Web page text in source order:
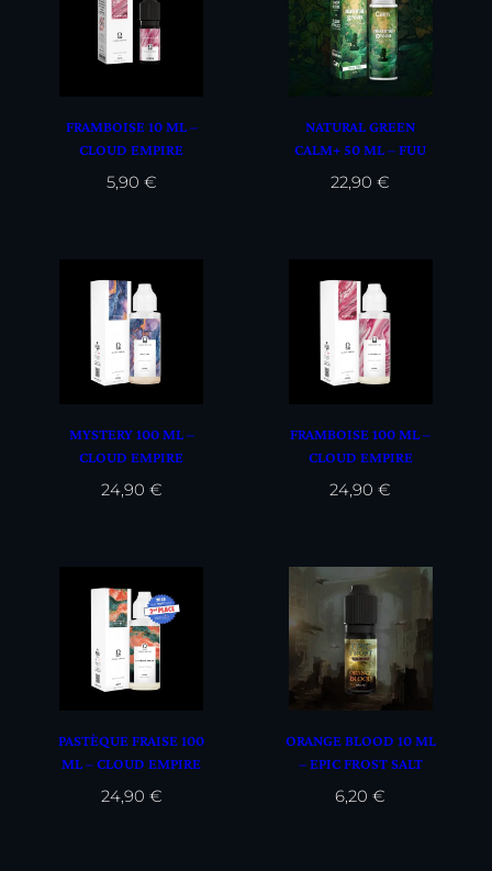
FRAMBOISE 10 ML –
CLOUD EMPIRE
5,90 €
NATURAL GREEN
CALM+ 50 ML – FUU
22,90€
MYSTERY 100 ML –
CLOUD EMPIRE
24,90 €
FRAMBOISE 100 ML –
CLOUD EMPIRE
24,90€
PASTÈQUE FRAISE 100
ML – CLOUD EMPIRE
24,90 €
ORANGE BLOOD 10 ML
– EPIC FROST SALT
FUU
6,20€